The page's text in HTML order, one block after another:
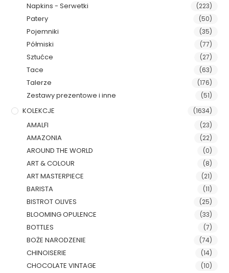
Napkins - Serwetki (223)
Patery (50)
Pojemniki (35)
Półmiski (77)
Sztućce (27)
Tace (63)
Talerze (176)
Zestawy prezentowe i inne (51)
KOLEKCJE (1634)
AMALFI (23)
AMAZONIA (22)
AROUND THE WORLD (0)
ART & COLOUR (8)
ART MASTERPIECE (21)
BARISTA (11)
BISTROT OLIVES (25)
BLOOMING OPULENCE (33)
BOTTLES (7)
BOŻE NARODZENIE (74)
CHINOISERIE (14)
CHOCOLATE VINTAGE (10)